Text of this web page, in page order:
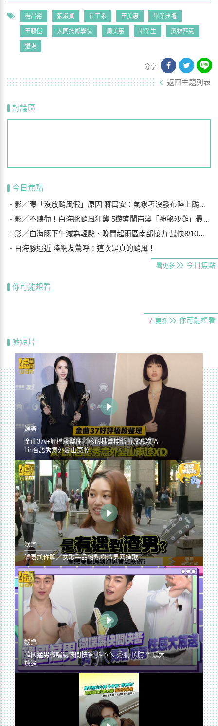
楊昌裕 張淑貞 社工系 王美惠 畢業典禮
王穎愷 大同技術學院 周美惠 畢業生 奧林匹克
退場
分享
返回主題列表
討論區
今日焦點
影／曝「沒放颱風假」原因 蔣萬安：氣象署沒發布陸上颱風警報
影／不聽勸！白海豚颱風狂襲 5遊客闖南澳「神秘沙灘」最高罰25萬
影／白海豚下午減為輕颱、晚間起雨區南部接力 最快8/10晨解除海警
白海豚逼近 陸網友驚呼：這次是真的颱風！
看更多 今日焦點
你可能想看
看更多 你可能想看
噓短片
娛樂
金曲37好評橋段整理／蔡依林遭控編曲改36次 A-
Lin台語秀意外變山東腔
娛樂
噓要尬你聊／女歌手品怡熱戀渣男寫進歌
娛樂
韓國猛男微喘氣快問快答 抖ㄋㄟ 秀肌 頂胯 性感大
放送